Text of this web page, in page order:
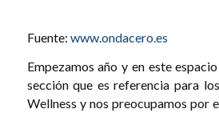
Fuente: www.ondacero.es
Empezamos año y en este
sección que es referencia para
Wellness y nos preocupamos por